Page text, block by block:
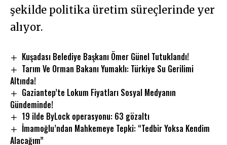
şekilde politika üretim süreçlerinde yer
alıyor.
Kuşadası Belediye Başkanı Ömer Günel Tutuklandı!
Tarım Ve Orman Bakanı Yumaklı: Türkiye Su Gerilimi
Altında!
Gaziantep’te Lokum Fiyatları Sosyal Medyanın
Gündeminde!
19 ilde ByLock operasyonu: 63 gözaltı
İmamoğlu’ndan Mahkemeye Tepki: “Tedbir Yoksa Kendim
Alacağım”